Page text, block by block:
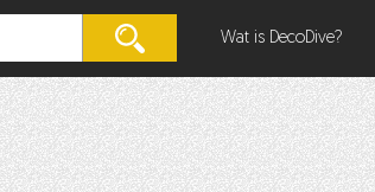
Wat is DecoDive?